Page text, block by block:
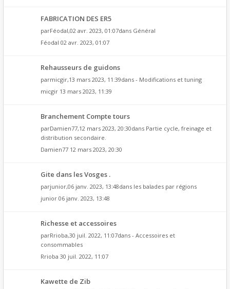
FABRICATION DES ER5
parFéodal,02 avr. 2023, 01:07dans Général
Féodal 02 avr. 2023, 01:07
Rehausseurs de guidons
parmicgir,13 mars 2023, 11:39dans - Modifications et tuning
micgir 13 mars 2023, 11:39
Branchement Compte tours
parDamien77,12 mars 2023, 20:30dans Partie cycle, freinage et
distribution secondaire.
Damien77 12 mars 2023, 20:30
Gite dans les Vosges .
parjunior,06 janv. 2023, 13:48dans les balades par régions
junior 06 janv. 2023, 13:48
Richesse et accessoires
parRrioba,30 juil. 2022, 11:07dans - Accessoires et
consommables
Rrioba 30 juil. 2022, 11:07
Kawette de Zib